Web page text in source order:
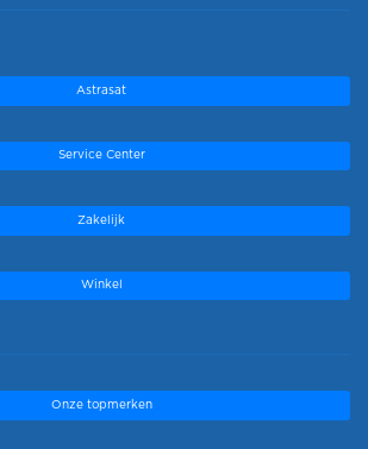
Astrasat
Service Center
Zakelijk
Winkel
Onze topmerken